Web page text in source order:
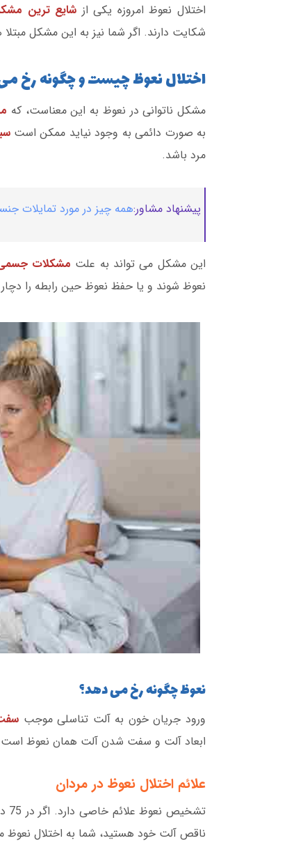
اختلال نعوظ امروزه یکی از شایع ترین
شکایت دارند. اگر شما نیز به این مشکل
اختلال نعوظ چیست و چگونه رخ
مشکل ناتوانی در نعوظ به این معناست، که
به صورت دائمی به وجود نیاید ممکن است
مرد باشد.
پیشنهاد مشاور:همه چیز در مورد تمایلات
این مشکل می تواند به علت مشکلات
نعوظ شوند و یا حفظ نعوظ حین رابطه را
نعوظ چگونه رخ می دهد؟
ورود جریان خون به آلت تناسلی موجب
ابعاد آلت و سفت شدن آلت همان نعوظ
علائم اختلال نعوظ در مردان
تشخیص نعوظ علائم خاصی دارد. اگر در 75 درصد تا
ناقص آلت خود هستید، شما به اختلال نعوظ